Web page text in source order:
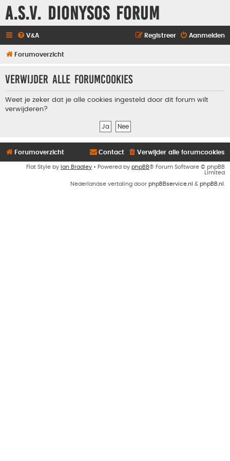
A.S.V. Dionysos Forum
V&A Aanmelden
Registreer
Forumoverzicht
Verwijder alle forumcookies
Weet je zeker dat je alle cookies ingesteld door dit forum wilt
verwijderen?
Forumoverzicht Verwijder alle forumcookies
Contact
Flat Style by Ian Bradley • Powered by phpBB® Forum Software © phpBB
Limited
Nederlandse vertaling door phpBBservice.nl & phpBB.nl